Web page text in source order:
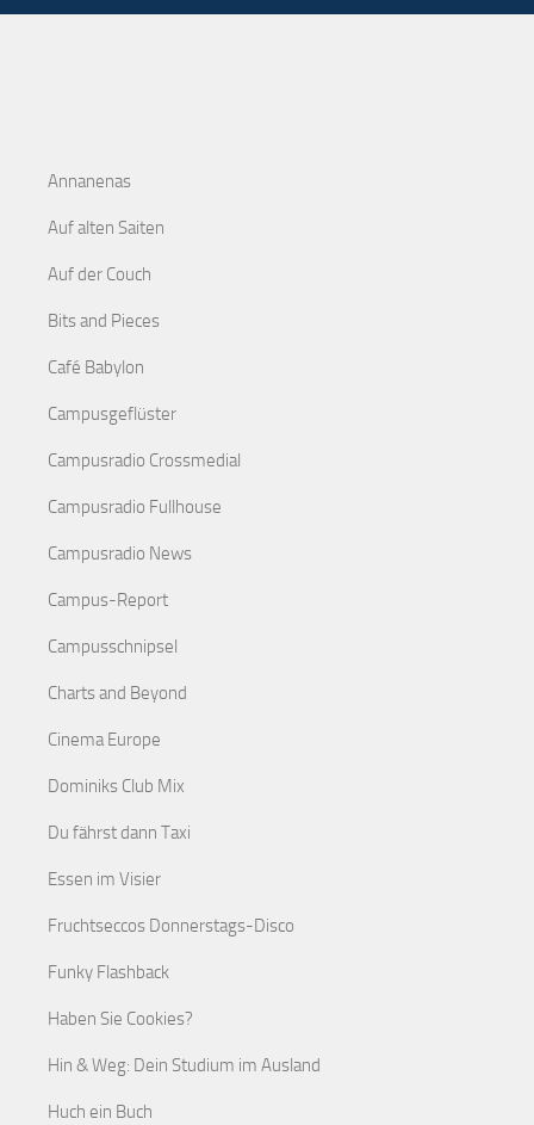
Annanenas
Auf alten Saiten
Auf der Couch
Bits and Pieces
Café Babylon
Campusgeflüster
Campusradio Crossmedial
Campusradio Fullhouse
Campusradio News
Campus-Report
Campusschnipsel
Charts and Beyond
Cinema Europe
Dominiks Club Mix
Du fährst dann Taxi
Essen im Visier
Fruchtseccos Donnerstags-Disco
Funky Flashback
Haben Sie Cookies?
Hin & Weg: Dein Studium im Ausland
Huch ein Buch